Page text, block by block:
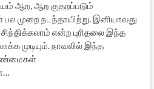
ஆற, ஆற குதறப்படும்
முறை நடந்தாயிற்று. இனியாவது
என்ற புரிதலை இந்த
முடியும். நாவலில் இந்த